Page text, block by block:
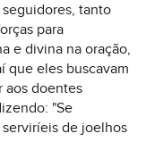
tanto
para
e divina na oração,
que eles buscavam
aos doentes
"Se
de joelhos